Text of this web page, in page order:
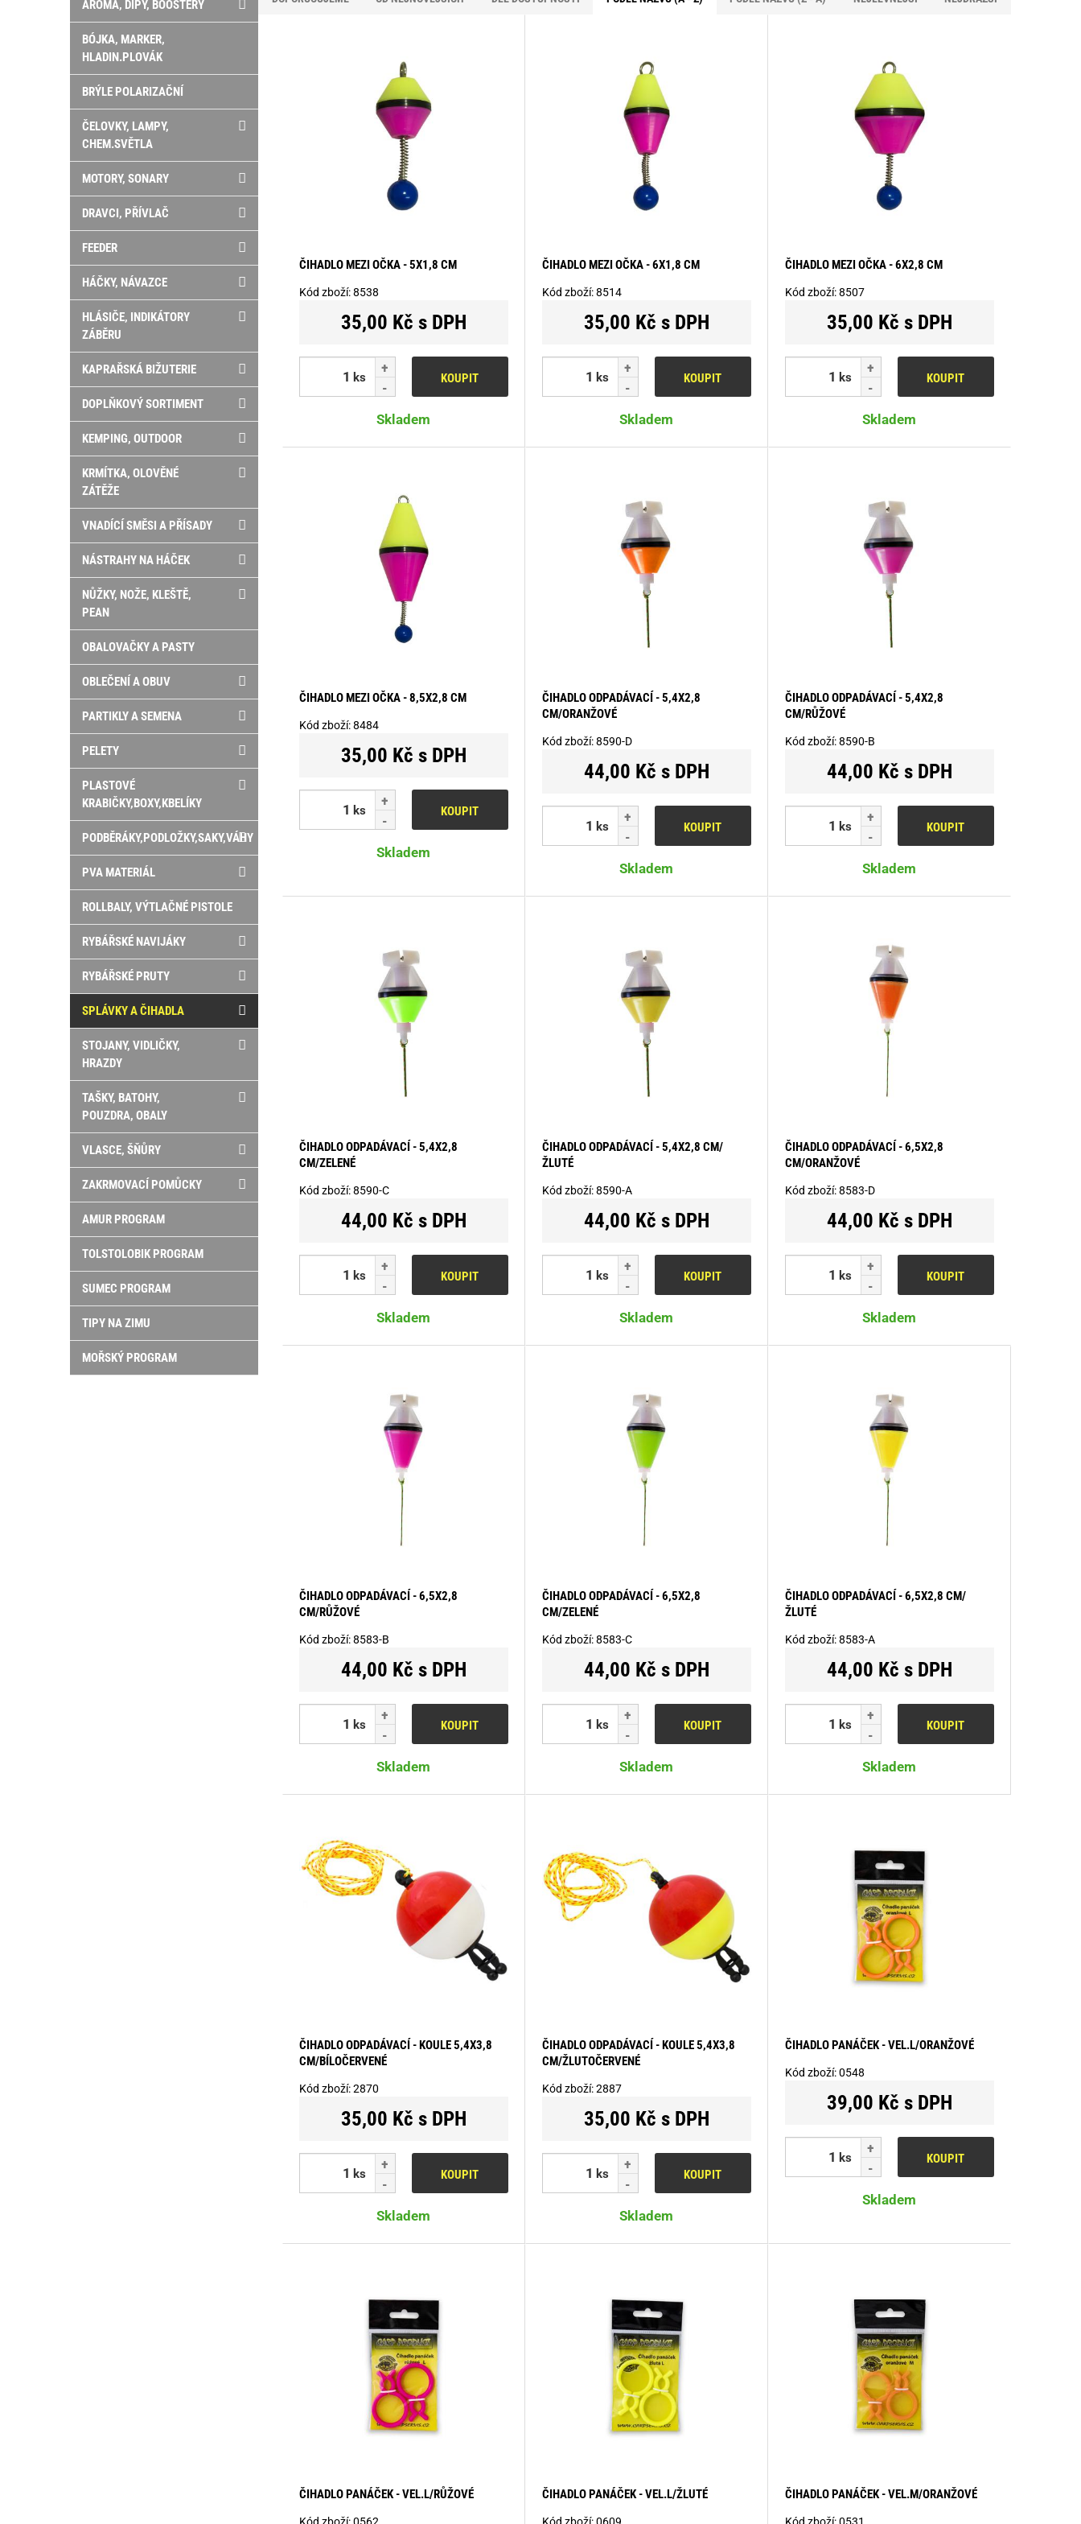
ČIHADLO MEZI OČKA - 5X1,8 CM
Kód zboží:8538
35,00 Kč s DPH
ks KOUPIT
Skladem
ČIHADLO MEZI OČKA - 6X1,8 CM
Kód zboží:8514
35,00 Kč s DPH
ks KOUPIT
Skladem
ČIHADLO MEZI OČKA - 6X2,8 CM
Kód zboží:8507
35,00 Kč s DPH
ks KOUPIT
Skladem
ČIHADLO MEZI OČKA - 8,5X2,8 CM
Kód zboží:8484
35,00 Kč s DPH
ks KOUPIT
Skladem
ČIHADLO ODPADÁVACÍ - 5,4X2,8
CM/ORANŽOVÉ
Kód zboží:8590-D
44,00 Kč s DPH
ks KOUPIT
Skladem
ČIHADLO ODPADÁVACÍ - 5,4X2,8
CM/RŮŽOVÉ
Kód zboží:8590-B
44,00 Kč s DPH
ks KOUPIT
Skladem
ČIHADLO ODPADÁVACÍ - 5,4X2,8
CM/ZELENÉ
Kód zboží:8590-C
44,00 Kč s DPH
ks KOUPIT
Skladem
ČIHADLO ODPADÁVACÍ - 5,4X2,8 CM/
ŽLUTÉ
Kód zboží:8590-A
44,00 Kč s DPH
ks KOUPIT
Skladem
ČIHADLO ODPADÁVACÍ - 6,5X2,8
CM/ORANŽOVÉ
Kód zboží:8583-D
44,00 Kč s DPH
ks KOUPIT
Skladem
ČIHADLO ODPADÁVACÍ - 6,5X2,8
CM/RŮŽOVÉ
Kód zboží:8583-B
44,00 Kč s DPH
ks KOUPIT
Skladem
ČIHADLO ODPADÁVACÍ - 6,5X2,8
CM/ZELENÉ
Kód zboží:8583-C
44,00 Kč s DPH
ks KOUPIT
Skladem
ČIHADLO ODPADÁVACÍ - 6,5X2,8 CM/
ŽLUTÉ
Kód zboží:8583-A
44,00 Kč s DPH
ks KOUPIT
Skladem
ČIHADLO ODPADÁVACÍ - KOULE 5,4X3,8
CM/BÍLOČERVENÉ
Kód zboží:2870
35,00 Kč s DPH
ks KOUPIT
Skladem
ČIHADLO ODPADÁVACÍ - KOULE 5,4X3,8
CM/ŽLUTOČERVENÉ
Kód zboží:2887
35,00 Kč s DPH
ks KOUPIT
Skladem
ČIHADLO PANÁČEK - VEL.L/ORANŽOVÉ
Kód zboží:0548
39,00 Kč s DPH
ks KOUPIT
Skladem
ČIHADLO PANÁČEK - VEL.L/RŮŽOVÉ ČIHADLO PANÁČEK - VEL.L/ŽLUTÉ ČIHADLO PANÁČEK - VEL.M/ORANŽOVÉ
AROMA, DIPY, BOOSTERY
BÓJKA, MARKER,
HLADIN.PLOVÁK
BRÝLE POLARIZAČNÍ
ČELOVKY, LAMPY,
CHEM.SVĚTLA
MOTORY, SONARY
DRAVCI, PŘÍVLAČ
FEEDER
HÁČKY, NÁVAZCE
HLÁSIČE, INDIKÁTORY
ZÁBĚRU
KAPRAŘSKÁ BIŽUTERIE
DOPLŇKOVÝ SORTIMENT
KEMPING, OUTDOOR
KRMÍTKA, OLOVĚNÉ
ZÁTĚŽE
VNADÍCÍ SMĚSI A PŘÍSADY
NÁSTRAHY NA HÁČEK
NŮŽKY, NOŽE, KLEŠTĚ,
PEAN
OBALOVAČKY A PASTY
OBLEČENÍ A OBUV
PARTIKLY A SEMENA
PELETY
PLASTOVÉ
KRABIČKY,BOXY,KBELÍKY
PODBĚRÁKY,PODLOŽKY,SAKY,VÁHY
PVA MATERIÁL
ROLLBALY, VÝTLAČNÉ PISTOLE
RYBÁŘSKÉ NAVIJÁKY
RYBÁŘSKÉ PRUTY
SPLÁVKY A ČIHADLA
STOJANY, VIDLIČKY,
HRAZDY
TAŠKY, BATOHY,
POUZDRA, OBALY
VLASCE, ŠŇŮRY
ZAKRMOVACÍ POMŮCKY
AMUR PROGRAM
TOLSTOLOBIK PROGRAM
SUMEC PROGRAM
TIPY NA ZIMU
MOŘSKÝ PROGRAM